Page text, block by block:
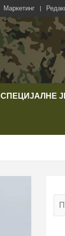
Маркетинг
СПЕЦИЈАЛНЕ